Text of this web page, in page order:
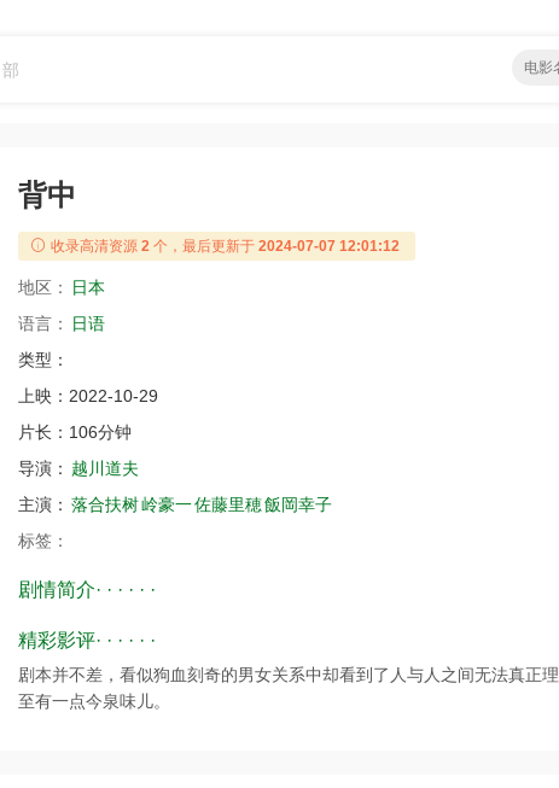
部
背中
收录高清资源 2 个，最后更新于 2024-07-07 12:01:12
地区：
日本
语言：
日语
类型：
上映： 2022-10-29
片长： 106分钟
导演： 越川道夫
主演： 落合扶树岭豪一佐藤里穂飯岡幸子
标签：
剧情简介· · · · · ·
精彩影评· · · · · ·
剧本并不差，看似狗血刻奇的男女关系中却看到了人与人之间无法真正
至有一点今泉味儿。